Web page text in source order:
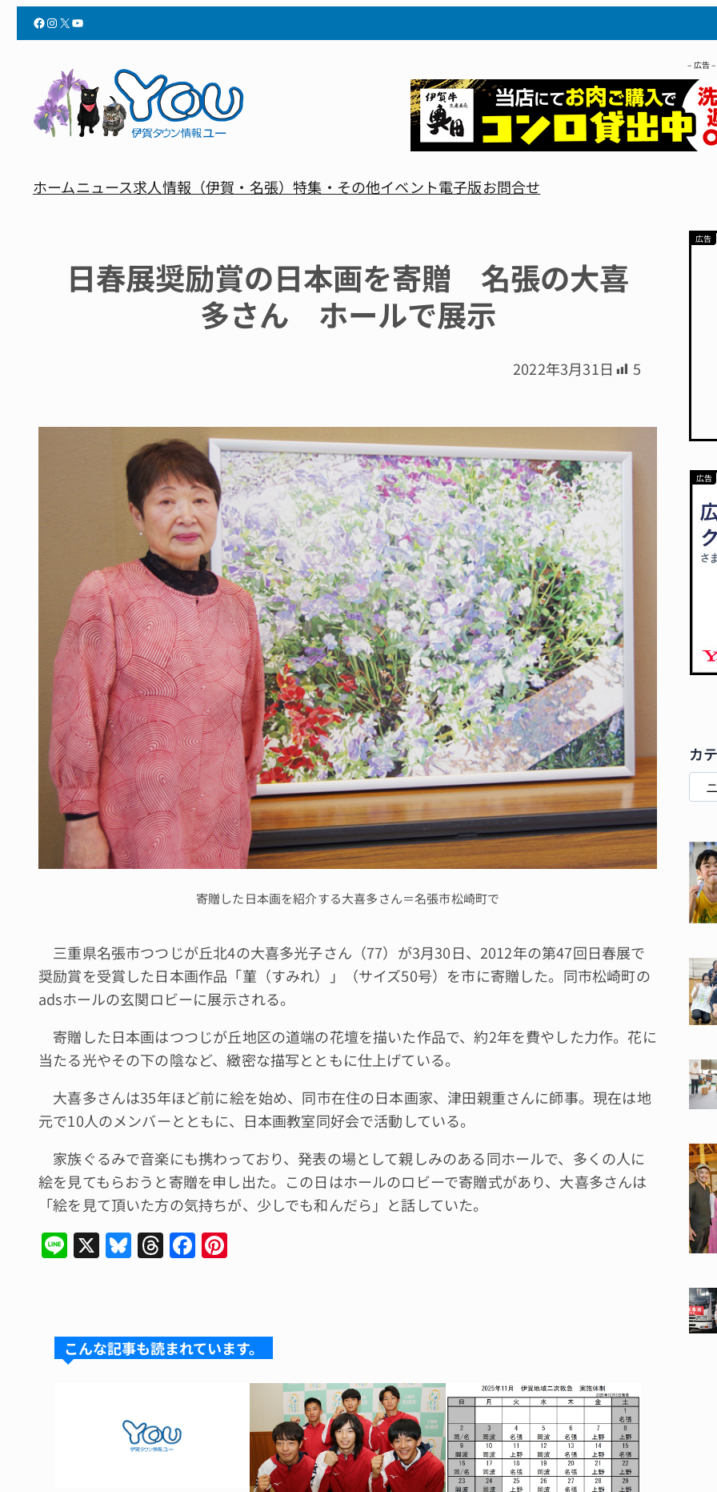
Facebook InstagramX YouTube
– 広告 –
ホームニュース求人情報（伊賀・名張）特集・その他イベント電子版お問合せ
日春展奨励賞の日本画を寄贈 名張の大喜
多さん ホールで展示
2022年3月31日 5
寄贈した日本画を紹介する大喜多さん＝名張市松崎町で
三重県名張市つつじが丘北4の大喜多光子さん（77）が3月30日、2012年の第47回日春展で
奨励賞を受賞した日本画作品「菫（すみれ）」（サイズ50号）を市に寄贈した。同市松崎町の
adsホールの玄関ロビーに展示される。
寄贈した日本画はつつじが丘地区の道端の花壇を描いた作品で、約2年を費やした力作。花に
当たる光やその下の陰など、緻密な描写とともに仕上げている。
大喜多さんは35年ほど前に絵を始め、同市在住の日本画家、津田親重さんに師事。現在は地
元で10人のメンバーとともに、日本画教室同好会で活動している。
家族ぐるみで音楽にも携わっており、発表の場として親しみのある同ホールで、多くの人に
絵を見てもらおうと寄贈を申し出た。この日はホールのロビーで寄贈式があり、大喜多さんは
「絵を見て頂いた方の気持ちが、少しでも和んだら」と話していた。
Li
n
X Bl
u
k
T
hr
d
F
a
b st
こんな記事も読まれています。
カ